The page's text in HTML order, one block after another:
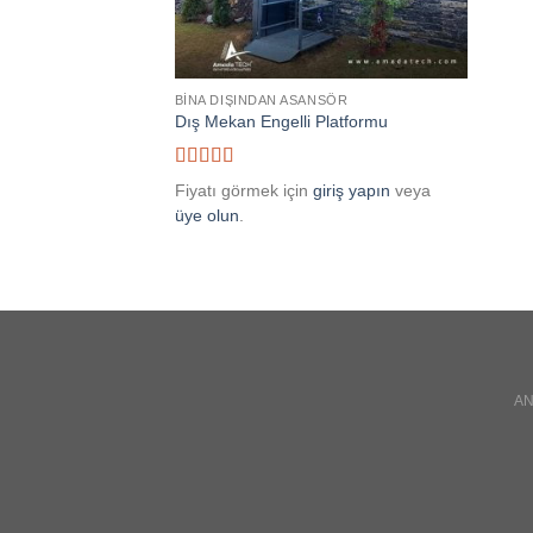
BINA DIŞINDAN ASANSÖR
Dış Mekan Engelli Platformu
5 üzerinden
oy aldı
Fiyatı görmek için giriş yapın veya
üye olun